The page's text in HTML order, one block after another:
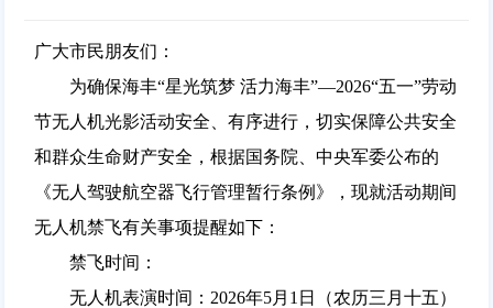
广大市民朋友们：
为确保海丰“星光筑梦 活力海丰”—2026“五一”劳动
节无人机光影活动安全、有序进行，切实保障公共安全
和群众生命财产安全，根据国务院、中央军委公布的
《无人驾驶航空器飞行管理暂行条例》，现就活动期间
无人机禁飞有关事项提醒如下：
禁飞时间：
无人机表演时间：2026年5月1日（农历三月十五）